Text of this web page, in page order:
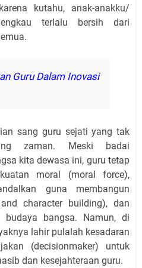
kutahu, anak-anakku/
terlalu bersih dari
Guru Dalam Inovasi
sang guru sejati yang tak
zaman. Meski badai
kita dewasa ini, guru tetap
moral (moral force),
guna membangun
character building), dan
budaya bangsa. Namun, di
lahir pulalah kesadaran
(decisionmaker) untuk
dan kesejahteraan guru.